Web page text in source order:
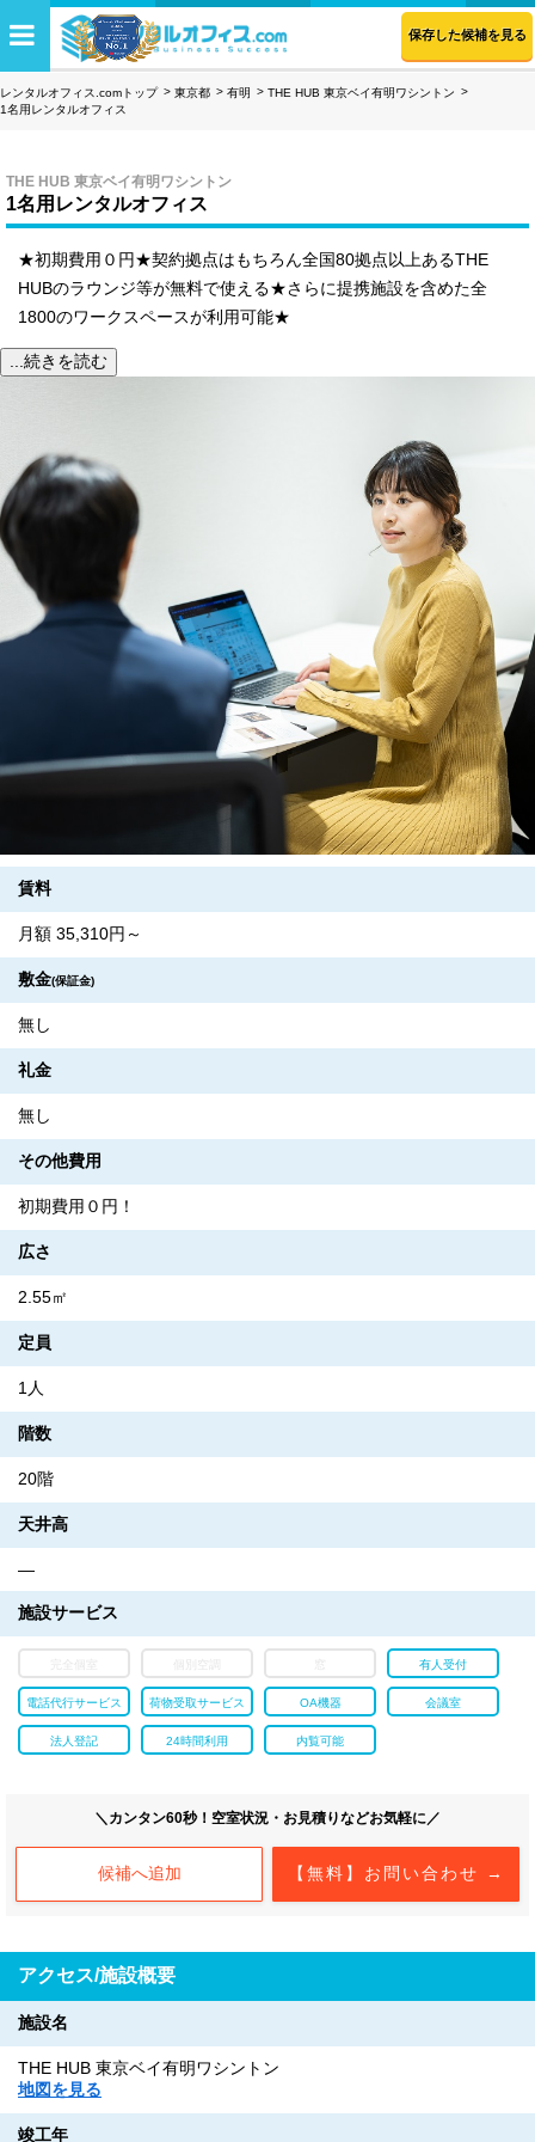
保存した候補を見る
レンタルオフィス.comトップ 東京都 有明
THE HUB 東京ベイ有明ワシントン
1名用レンタルオフィス
THE HUB 東京ベイ有明ワシントン
1名用レンタルオフィス
★初期費用０円★契約拠点はもちろん全国80拠点以上あるTHE
HUBのラウンジ等が無料で使える★さらに提携施設を含めた全
1800のワークスペースが利用可能★
...続きを読む
賃料
月額 35,310円～
敷金(保証金)
無し
礼金
無し
その他費用
初期費用０円！
広さ
2.55㎡
定員
1人
階数
20階
天井高
―
施設サービス
完全個室 個別空調 有人受付
電話代行サービス 荷物受取サービス OA機器 会議室
法人登記 24時間利用 内覧可能
＼カンタン60秒！空室状況・お見積りなどお気軽に／
【無料】お問い合わせ →
候補へ追加
アクセス/施設概要
施設名
THE HUB 東京ベイ有明ワシントン
地図を見る
竣工年